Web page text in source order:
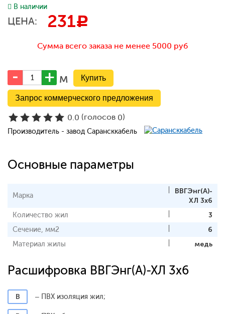
В наличии
ЦЕНА: 231c
Сумма всего заказа не менее 5000 руб
м
Запрос коммерческого предложения
0.0 (голосов 0)
Производитель - завод Сарансккабель
Основные параметры
Марка
ВВГЭнг(А)-
ХЛ 3x6
Количество жил
3
Сечение, мм2
6
Материал жилы
медь
Расшифровка ВВГЭнг(А)-ХЛ 3x6
В – ПВХ изоляция жил;